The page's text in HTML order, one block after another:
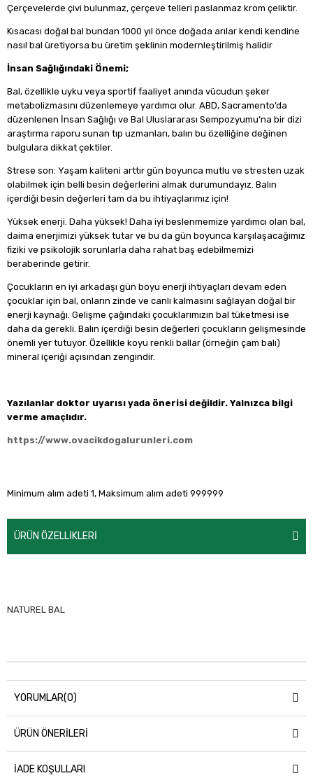
Çerçevelerde çivi bulunmaz, çerçeve telleri paslanmaz krom çeliktir.
Kısacası doğal bal bundan 1000 yıl önce doğada arılar kendi kendine
nasıl bal üretiyorsa bu üretim şeklinin modernleştirilmiş halidir
İnsan Sağlığındaki Önemi;
Bal, özellikle uyku veya sportif faaliyet anında vücudun şeker
metabolizmasını düzenlemeye yardımcı olur. ABD, Sacramento’da
düzenlenen İnsan Sağlığı ve Bal Uluslararası Sempozyumu’na bir dizi
araştırma raporu sunan tıp uzmanları, balın bu özelliğine değinen
bulgulara dikkat çektiler.
Strese son: Yaşam kaliteni arttır gün boyunca mutlu ve stresten uzak
olabilmek için belli besin değerlerini almak durumundayız. Balın
içerdiği besin değerleri tam da bu ihtiyaçlarımız için!
Yüksek enerji. Daha yüksek! Daha iyi beslenmemize yardımcı olan bal,
daima enerjimizi yüksek tutar ve bu da gün boyunca karşılaşacağımız
fiziki ve psikolojik sorunlarla daha rahat baş edebilmemizi
beraberinde getirir.
Çocukların en iyi arkadaşı gün boyu enerji ihtiyaçları devam eden
çocuklar için bal, onların zinde ve canlı kalmasını sağlayan doğal bir
enerji kaynağı. Gelişme çağındaki çocuklarımızın bal tüketmesi ise
daha da gerekli. Balın içerdiği besin değerleri çocukların gelişmesinde
önemli yer tutuyor. Özellikle koyu renkli ballar (örneğin çam balı)
mineral içeriği açısından zengindir.
Yazılanlar doktor uyarısı yada önerisi değildir. Yalnızca bilgi
verme amaçlıdır.
https://www.ovacikdogalurunleri.com
Minimum alım adeti 1, Maksimum alım adeti 999999
ÜRÜN ÖZELLIKLERI
NATUREL BAL
YORUMLAR(0)
ÜRÜN ÖNERILERI
IADE KOŞULLARI